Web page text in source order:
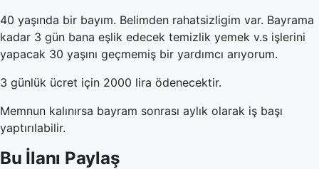
40 yaşında bir bayım. Belimden rahatsizligim var. Bayrama
kadar 3 gün bana eşlik edecek temizlik yemek v.s işlerini
yapacak 30 yaşını geçmemiş bir yardımcı arıyorum.
3 günlük ücret için 2000 lira ödenecektir.
Memnun kalınırsa bayram sonrası aylık olarak iş başı
yaptırılabilir.
Bu İlanı Paylaş